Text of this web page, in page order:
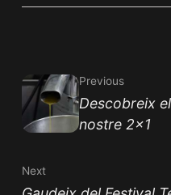
Previous
Descobreix
nostre 2x1
Next